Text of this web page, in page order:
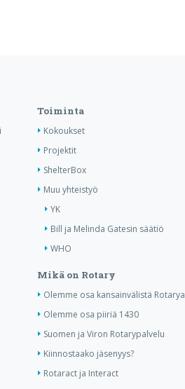
Toiminta
Kokoukset
Projektit
ShelterBox
Muu yhteistyö
YK
Bill ja Melinda Gatesin säätiö
WHO
Mikä on Rotary
Olemme osa kansainvälistä Rotarya
Olemme osa piiriä 1430
Suomen ja Viron Rotarypalvelu
Kiinnostaako jäsenyys?
Rotaract ja Interact